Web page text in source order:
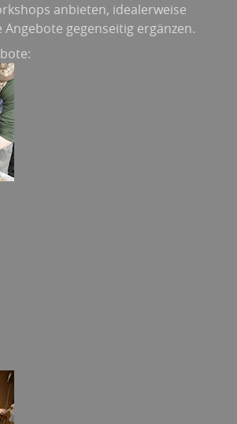
anbieten, idealerweise
gegenseitig ergänzen.